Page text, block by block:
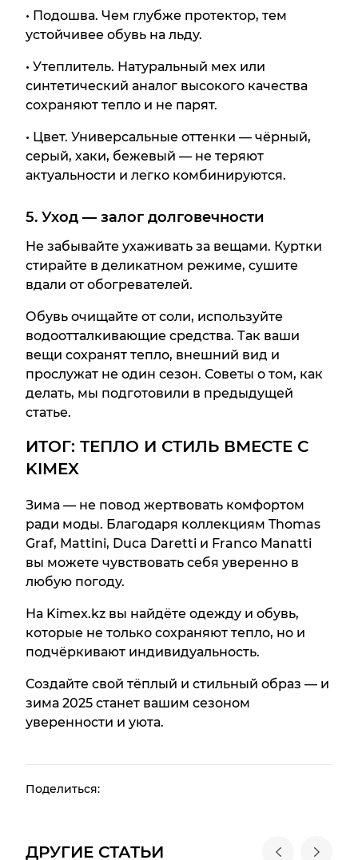
• Подошва. Чем глубже протектор, тем
устойчивее обувь на льду.
• Утеплитель. Натуральный мех или
синтетический аналог высокого качества
сохраняют тепло и не парят.
• Цвет. Универсальные оттенки — чёрный,
серый, хаки, бежевый — не теряют
актуальности и легко комбинируются.
5. Уход — залог долговечности
Не забывайте ухаживать за вещами. Куртки
стирайте в деликатном режиме, сушите
вдали от обогревателей.
Обувь очищайте от соли, используйте
водоотталкивающие средства. Так ваши
вещи сохранят тепло, внешний вид и
прослужат не один сезон. Советы о том, как
делать, мы подготовили в предыдущей
статье.
ИТОГ: ТЕПЛО И СТИЛЬ ВМЕСТЕ С
KIMEX
Зима — не повод жертвовать комфортом
ради моды. Благодаря коллекциям Thomas
Graf, Mattini, Duca Daretti и Franco Manatti
вы можете чувствовать себя уверенно в
любую погоду.
На Kimex.kz вы найдёте одежду и обувь,
которые не только сохраняют тепло, но и
подчёркивают индивидуальность.
Создайте свой тёплый и стильный образ — и
зима 2025 станет вашим сезоном
уверенности и уюта.
Поделиться:
ДРУГИЕ СТАТЬИ